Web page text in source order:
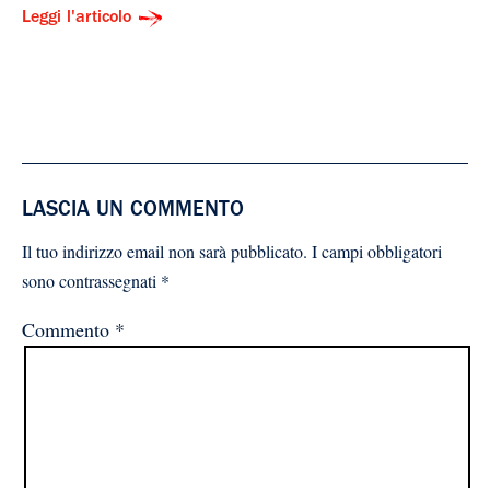
Leggi l'articolo
LASCIA UN COMMENTO
Il tuo indirizzo email non sarà pubblicato. I campi obbligatori
sono contrassegnati *
Commento *